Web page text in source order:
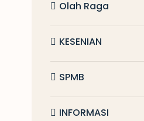
Olah Raga
KESENIAN
SPMB
INFORMASI